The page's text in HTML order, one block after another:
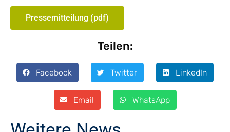
Pressemitteilung (pdf)
Teilen:
Facebook Twitter LinkedIn
Email WhatsApp